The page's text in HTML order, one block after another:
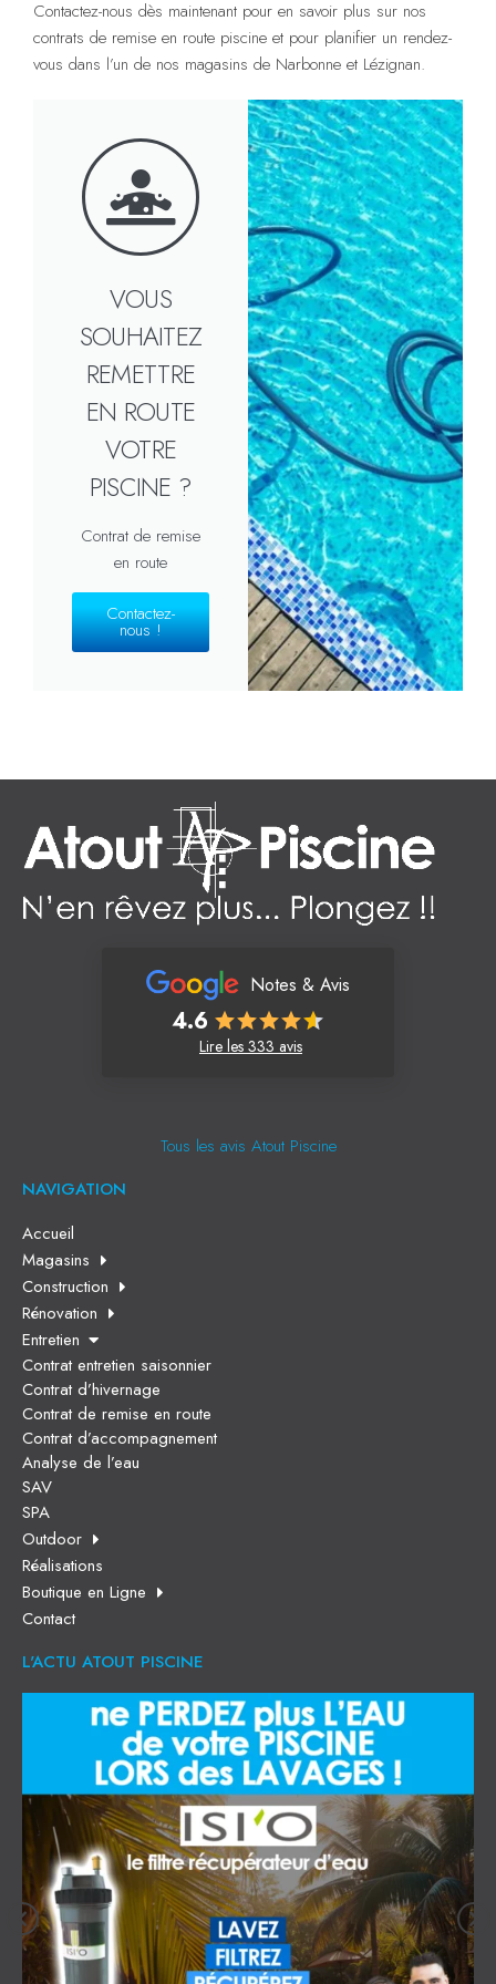
Contactez-nous dès maintenant pour en savoir plus sur nos
contrats de remise en route piscine et pour planifier un rendez-
vous dans l’un de nos magasins de Narbonne et Lézignan.
VOUS
SOUHAITEZ
REMETTRE
EN ROUTE
VOTRE
PISCINE ?
Contrat de remise
en route
Contactez-
nous !
Notes & Avis
4.6
Lire les 333 avis
Tous les avis Atout Piscine
NAVIGATION
Accueil
Magasins
Construction
Rénovation
Entretien
Contrat entretien saisonnier
Contrat d’hivernage
Contrat de remise en route
Contrat d’accompagnement
Analyse de l’eau
SAV
SPA
Outdoor
Réalisations
Boutique en Ligne
Contact
L'ACTU ATOUT PISCINE